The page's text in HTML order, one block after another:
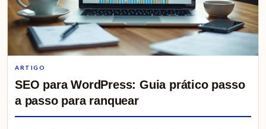
ARTIGO
SEO para WordPress: Guia prático passo
a passo para ranquear